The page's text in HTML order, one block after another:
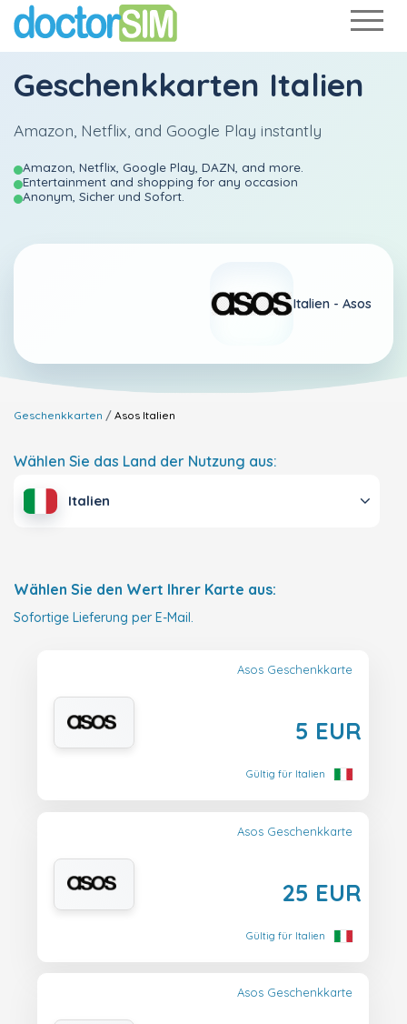
Geschenkkarten Italien
Amazon, Netflix, and Google Play instantly
Amazon, Netflix, Google Play, DAZN, and more.
Entertainment and shopping for any occasion
Anonym, Sicher und Sofort.
Italien - Asos
Geschenkkarten Asos Italien
Wählen Sie das Land der Nutzung aus:
Italien
Wählen Sie den Wert Ihrer Karte aus:
Sofortige Lieferung per E-Mail.
Asos Geschenkkarte
5 EUR
Gültig für Italien
Asos Geschenkkarte
25 EUR
Gültig für Italien
Asos Geschenkkarte